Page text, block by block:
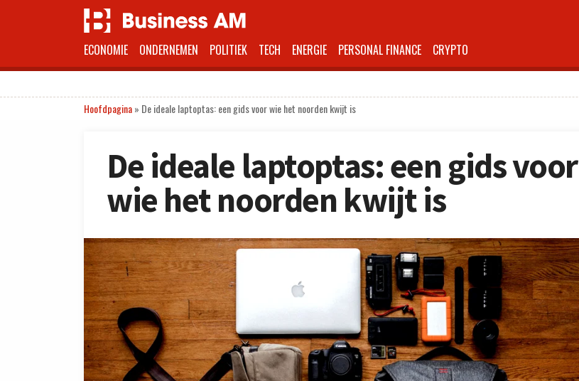
ECONOMIE ONDERNEMEN POLITIEK TECH ENERGIE PERSONAL FINANCE CRYPTO
Hoofdpagina» De ideale laptoptas: een gids voor wie het noorden kwijt is
De ideale laptoptas: een gids voor
wie het noorden kwijt is